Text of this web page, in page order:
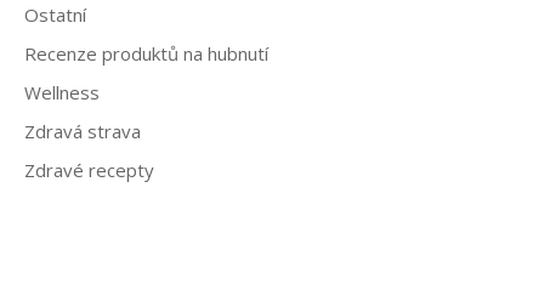
Ostatní
Recenze produktů na hubnutí
Wellness
Zdravá strava
Zdravé recepty